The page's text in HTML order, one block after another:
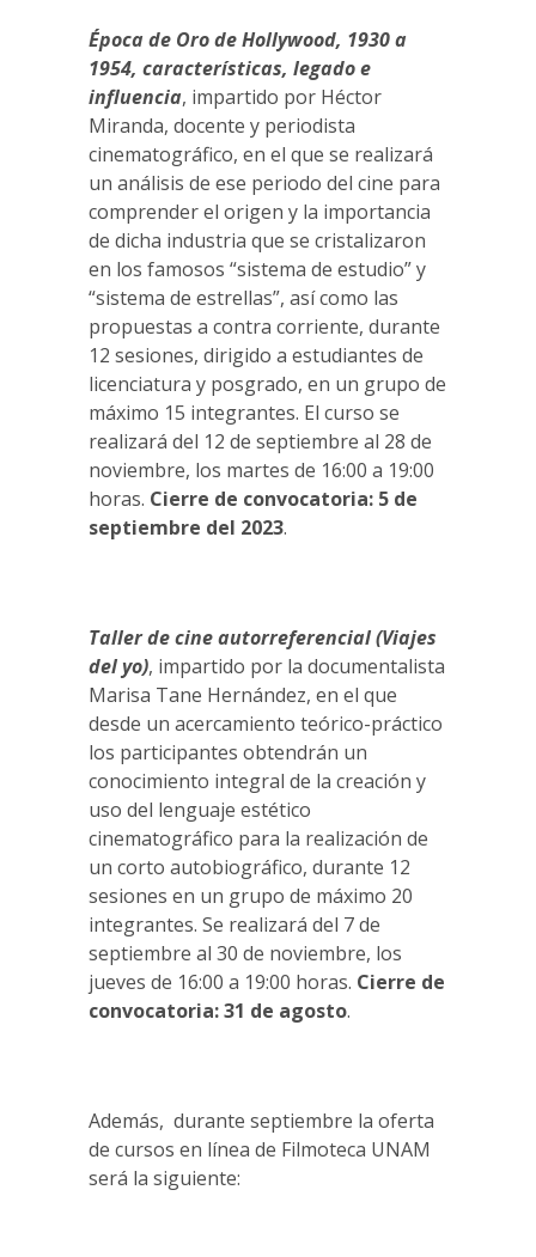
Época de Oro de Hollywood, 1930 a
1954, características, legado e
influencia, impartido por Héctor
Miranda, docente y periodista
cinematográfico, en el que se realizará
un análisis de ese periodo del cine para
comprender el origen y la importancia
de dicha industria que se cristalizaron
en los famosos “sistema de estudio” y
“sistema de estrellas”, así como las
propuestas a contra corriente, durante
12 sesiones, dirigido a estudiantes de
licenciatura y posgrado, en un grupo de
máximo 15 integrantes. El curso se
realizará del 12 de septiembre al 28 de
noviembre, los martes de 16:00 a 19:00
horas. Cierre de convocatoria: 5 de
septiembre del 2023.
Taller de cine autorreferencial (Viajes
del yo), impartido por la documentalista
Marisa Tane Hernández, en el que
desde un acercamiento teórico-práctico
los participantes obtendrán un
conocimiento integral de la creación y
uso del lenguaje estético
cinematográfico para la realización de
un corto autobiográfico, durante 12
sesiones en un grupo de máximo 20
integrantes. Se realizará del 7 de
septiembre al 30 de noviembre, los
jueves de 16:00 a 19:00 horas. Cierre de
convocatoria: 31 de agosto.
Además, durante septiembre la oferta
de cursos en línea de Filmoteca UNAM
será la siguiente: